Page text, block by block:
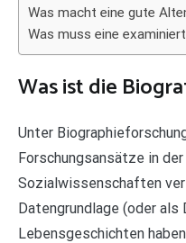
Was macht eine gute
Was muss eine
Was ist die
Unter
Forschungsansätze in
Sozialwissenschaften
Datengrundlage (oder als
Lebensgeschichten